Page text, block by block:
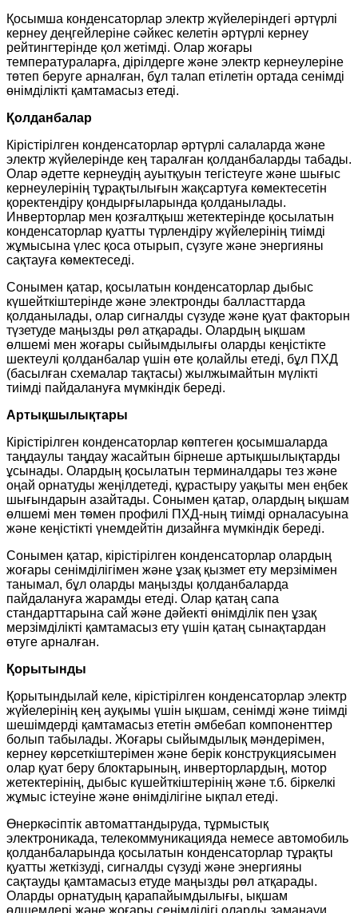
Қосымша конденсаторлар электр жүйелеріндегі әртүрлі
кернеу деңгейлеріне сәйкес келетін әртүрлі кернеу
рейтингтерінде қол жетімді. Олар жоғары
температураларға, дірілдерге және электр кернеулеріне
төтеп беруге арналған, бұл талап етілетін ортада сенімді
өнімділікті қамтамасыз етеді.
Қолданбалар
Кірістірілген конденсаторлар әртүрлі салаларда және
электр жүйелерінде кең таралған қолданбаларды табады.
Олар әдетте кернеудің ауытқуын тегістеуге және шығыс
кернеулерінің тұрақтылығын жақсартуға көмектесетін
қоректендіру қондырғыларында қолданылады.
Инверторлар мен қозғалтқыш жетектерінде қосылатын
конденсаторлар қуатты түрлендіру жүйелерінің тиімді
жұмысына үлес қоса отырып, сүзуге және энергияны
сақтауға көмектеседі.
Сонымен қатар, қосылатын конденсаторлар дыбыс
күшейткіштерінде және электронды балласттарда
қолданылады, олар сигналды сүзуде және қуат факторын
түзетуде маңызды рөл атқарады. Олардың ықшам
өлшемі мен жоғары сыйымдылығы оларды кеңістікте
шектеулі қолданбалар үшін өте қолайлы етеді, бұл ПХД
(басылған схемалар тақтасы) жылжымайтын мүлікті
тиімді пайдалануға мүмкіндік береді.
Артықшылықтары
Кірістірілген конденсаторлар көптеген қосымшаларда
таңдаулы таңдау жасайтын бірнеше артықшылықтарды
ұсынады. Олардың қосылатын терминалдары тез және
оңай орнатуды жеңілдетеді, құрастыру уақыты мен еңбек
шығындарын азайтады. Сонымен қатар, олардың ықшам
өлшемі мен төмен профилі ПХД-ның тиімді орналасуына
және кеңістікті үнемдейтін дизайнға мүмкіндік береді.
Сонымен қатар, кірістірілген конденсаторлар олардың
жоғары сенімділігімен және ұзақ қызмет ету мерзімімен
танымал, бұл оларды маңызды қолданбаларда
пайдалануға жарамды етеді. Олар қатаң сапа
стандарттарына сай және дәйекті өнімділік пен ұзақ
мерзімділікті қамтамасыз ету үшін қатаң сынақтардан
өтуге арналған.
Қорытынды
Қорытындылай келе, кірістірілген конденсаторлар электр
жүйелерінің кең ауқымы үшін ықшам, сенімді және тиімді
шешімдерді қамтамасыз ететін әмбебап компоненттер
болып табылады. Жоғары сыйымдылық мәндерімен,
кернеу көрсеткіштерімен және берік конструкциясымен
олар қуат беру блоктарының, инверторлардың, мотор
жетектерінің, дыбыс күшейткіштерінің және т.б. біркелкі
жұмыс істеуіне және өнімділігіне ықпал етеді.
Өнеркәсіптік автоматтандыруда, тұрмыстық
электроникада, телекоммуникацияда немесе автомобиль
қолданбаларында қосылатын конденсаторлар тұрақты
қуатты жеткізуді, сигналды сүзуді және энергияны
сақтауды қамтамасыз етуде маңызды рөл атқарады.
Оларды орнатудың қарапайымдылығы, ықшам